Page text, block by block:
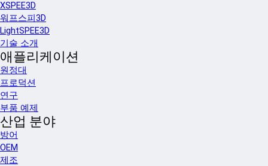
XSPEE3D
워프스피3D
LightSPEE3D
기술 소개
애플리케이션
원정대
프로덕션
연구
부품 예제
산업 분야
방어
OEM
제조